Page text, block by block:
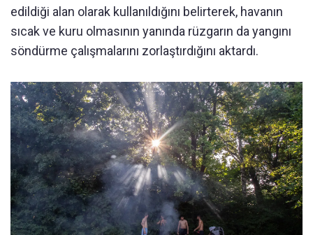
edildiği alan olarak kullanıldığını belirterek, havanın
sıcak ve kuru olmasının yanında rüzgarın da yangını
söndürme çalışmalarını zorlaştırdığını aktardı.